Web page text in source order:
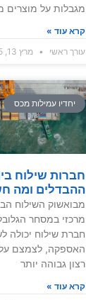
מגבלות על מוצרים
קרא עוד »
עורך ראשי
מרץ 13, 2025
יחדיו עמילות מכס
חברות שילוח
ההבדלים ומה
מבואשוק השילוח
מרכזי במסחר
חברת שילוח
האספקה, לצמצם
רצון גבוהה יותר
קרא עוד »